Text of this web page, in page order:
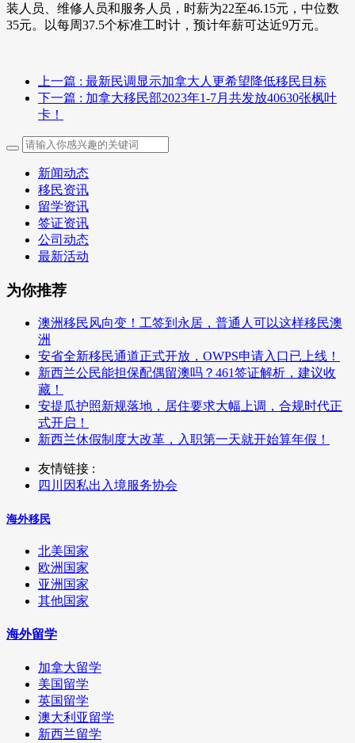
装人员、维修人员和服务人员，时薪为22至46.15元，中位数
35元。以每周37.5个标准工时计，预计年薪可达近9万元。
上一篇 : 最新民调显示加拿大人更希望降低移民目标
下一篇 : 加拿大移民部2023年1-7月共发放40630张枫叶
卡！
新闻动态
移民资讯
留学资讯
签证资讯
公司动态
最新活动
为你推荐
澳洲移民风向变！工签到永居，普通人可以这样移民澳
洲
安省全新移民通道正式开放，OWPS申请入口已上线！
新西兰公民能担保配偶留澳吗？461签证解析，建议收
藏！
安提瓜护照新规落地，居住要求大幅上调，合规时代正
式开启！
新西兰休假制度大改革，入职第一天就开始算年假！
友情链接 :
四川因私出入境服务协会
海外移民
北美国家
欧洲国家
亚洲国家
其他国家
海外留学
加拿大留学
美国留学
英国留学
澳大利亚留学
新西兰留学